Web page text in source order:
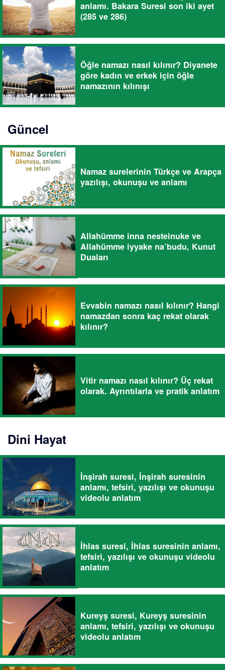
anlamı. Bakara Suresi son iki ayet
(285 ve 286)
Öğle namazı nasıl kılınır? Diyanete
göre kadın ve erkek için öğle
namazının kılınışı
Güncel
Namaz surelerinin Türkçe ve Arapça
yazılışı, okunuşu ve anlamı
Allahümme inna nesteinuke ve
Allahümme iyyake na’budu, Kunut
Duaları
Evvabin namazı nasıl kılınır? Hangi
namazdan sonra kaç rekat olarak
kılınır?
Vitir namazı nasıl kılınır? Üç rekat
olarak. Ayrıntılarla ve pratik anlatım
Dini Hayat
İnşirah suresi, İnşirah suresinin
anlamı, tefsiri, yazılışı ve okunuşu
videolu anlatım
İhlas suresi, İhlas suresinin anlamı,
tefsiri, yazılışı ve okunuşu videolu
anlatım
Kureyş suresi, Kureyş suresinin
anlamı, tefsiri, yazılışı ve okunuşu
videolu anlatım